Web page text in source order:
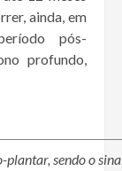
ainda, em
pós-
profundo,
sendo o